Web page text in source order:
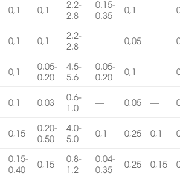
0,1 0,1
2.2-
2.8
0.15-
0.35
0,1 —
0,1 0,1
2.2-
2.8
— 0,05 —
0,1
0.05-
0.20
4.5-
5.6
0.05-
0.20
0,1 —
0,1 0,03
0.6-
1.0
— 0,05 —
0,15
0.20-
0.50
4.0-
5.0
0,1 0,25 0,1
0.15-
0.40
0,15
0.8-
1.2
0.04-
0.35
0,25 0,15